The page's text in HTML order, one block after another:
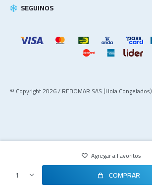
1 COMPRAR
SEGUINOS
© Copyright 2026 / REBOMAR SAS (Hola Congelados)